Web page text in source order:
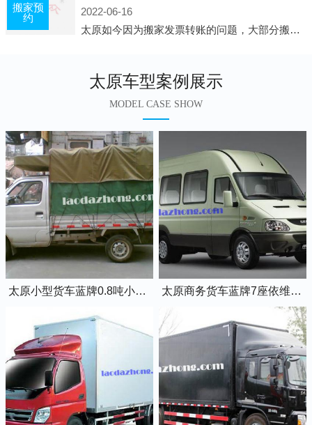
2022-06-16
太原如今因为搬家发票转账的问题，大部分搬家公司都已经注册了营业执照，早5年前基本上所谓的搬家公司都是无注册状态也就是无照营业，由于企业注册量大增所以各种企业信息展示平台如雨后春笋般遍地开花，如：天眼查，企
太原车型案例展示
MODEL CASE SHOW
太原小型货车蓝牌0.8吨小卡车 太原商务货车蓝牌7座依维柯全顺车
搬家预
约